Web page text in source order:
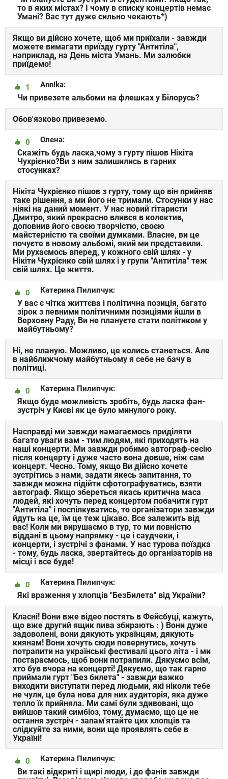
то в яких містах? І чому в списку концертів немає
Умані? Вас тут дуже сильно чекають*)
Якщо ви дійсно хочете, щоб ми приїхали - завжди
можете вимагати приїзду гурту "Антитіла",
наприклад, на День міста Умань. Ми залюбки
приїдемо!
Ann!ka:
1
Чи привезете альбоми на флешках у Білорусь?
Обов'язково привеземо.
Олена:
0
Скажіть будь ласка,чому з гурту пішов Нікіта
Чухрієнко?Ви з ним залишились в гарних
стосунках?
Нікіта Чухрієнко пішов з гурту, тому що він прийняв
таке рішення, а ми його не тримали. Стосунки у нас
ніякі на даний момент. У нас новий гітаристи
Дмитро, який прекрасно влився в колектив,
доповнив його своєю творчістю, своєю
майстерністю та своїми думками. Власне, ви це
почуєте в новому альбомі, який ми представили.
Ми рухаємось вперед, у кожного свій шлях - у
Нікіти Чухрієнко свій шлях і у групи "Антитіла" теж
свій шлях. Це життя.
Катерина Пилипчук:
0
У вас є чітка життєва і політична позиція, багато
зірок з певними політичними позиціями йшли в
Верховну Раду, Ви не плануєте стати політиком у
майбутньому?
Ні, не планую. Можливо, це колись станеться. Але
в найближчому майбутньому я себе не бачу в
політиці.
Катерина Пилипчук:
0
Якщо буде можливість зробіть, будь ласка фан-
зустріч у Києві як це було минулого року.
Насправді ми завжди намагаємось приділяти
багато уваги вам - тим людям, які приходять на
наші концерти. Ми завжди робимо автограф-сесію
після концерту і дуже часто вона довше, ніж сам
концерт. Чесно. Тому, якщо Ви дійсно хочете
зустрітись з нами, задати якесь запитання, то
завжди можна підійти сфотографуватись, взяти
автограф. Якщо збереться якась критична маса
людей, які хочуть перед концертом побачити гурт
"Антитіла" і поспілкуватись, то організатори завжди
йдуть на це, їм це теж цікаво. Все залежить від
вас! Коли ми вирушаємо в тур, то ми повністю
віддані в цьому напрямку - це і саудчеки, і
концерти, і зустрічі з фанами. У нас турова поїздка
- тому, будь ласка, звертайтесь до організаторів на
місці і все буде!
Катерина Пилипчук:
0
Які враження у хлопців "БезБилета" від України?
Класні! Вони вже відео постять в Фейсбуці, кажуть,
що вже другий ящик пива збирають : ) Вони дуже
задоволені, вони дякують українцям, дякують
киянам! Вони хочуть сюди повернутись, хочуть
потрапити на українські фестивалі цього літа - і ми
постараємось, щоб вони потрапили. Дякуємо всім,
хто був вчора на концерті! Дякуємо, що так гарно
приймали гурт "Без билета" - завжди важко
виходити виступати перед людьми, які ніколи тебе
не чули, це була нова для них аудиторія, яка дуже
тепло їх прийняла. Ми самі були здивовані, що
вийшов такий симбіоз, тому, думаємо, що це не
остання зустріч - запам'ятайте цих хлопців та
слідкуйте за ними, вони ще проявлять себе в
Україні!
Катерина Пилипчук:
0
Ви такі відкриті і щирі люди, і до фанів завжди